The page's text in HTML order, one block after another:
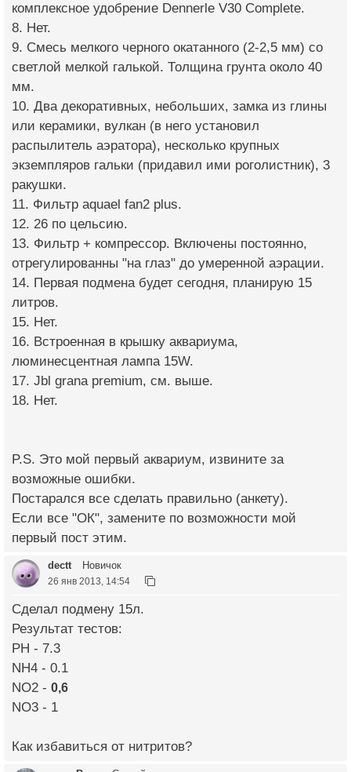
комплексное удобрение Dennerle V30 Complete.
8. Нет.
9. Смесь мелкого черного окатанного (2-2,5 мм) со
светлой мелкой галькой. Толщина грунта около 40
мм.
10. Два декоративных, небольших, замка из глины
или керамики, вулкан (в него установил
распылитель аэратора), несколько крупных
экземпляров гальки (придавил ими роголистник), 3
ракушки.
11. Фильтр aquael fan2 plus.
12. 26 по цельсию.
13. Фильтр + компрессор. Включены постоянно,
отрегулированны "на глаз" до умеренной аэрации.
14. Первая подмена будет сегодня, планирую 15
литров.
15. Нет.
16. Встроенная в крышку аквариума,
люминесцентная лампа 15W.
17. Jbl grana premium, см. выше.
18. Нет.
P.S. Это мой первый аквариум, извините за
возможные ошибки.
Постарался все сделать правильно (анкету).
Если все "ОК", замените по возможности мой
первый пост этим.
dectt Новичок
26 янв 2013, 14:54
Сделал подмену 15л.
Результат тестов:
PH - 7.3
NH4 - 0.1
NO2 - 0,6
NO3 - 1
Как избавиться от нитритов?